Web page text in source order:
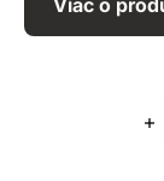
Viac o